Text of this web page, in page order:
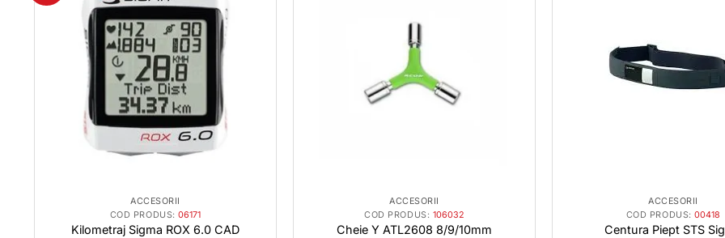
ACCESORII
COD PRODUS:06171
Kilometraj Sigma ROX 6.0 CAD
ACCESORII
COD PRODUS: 106032
Cheie Y ATL2608 8/9/10mm
ACCESORII
COD PRODUS:00418
Centura Piept STS